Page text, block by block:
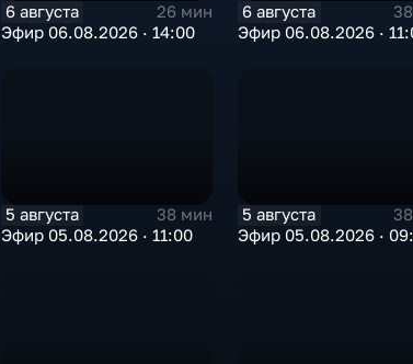
6 августа
26 мин
Эфир 06.08.2026 · 14:00
6 августа
Эфир 06.08.2026 ·
5 августа
38 мин
Эфир 05.08.2026 · 11:00
5 августа
Эфир 05.08.2026 ·